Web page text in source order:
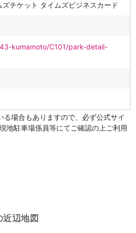
チケット タイムズビジネスカード
kumamoto/C101/park-detail-
場合もありますので、必ず公式サイ
地駐車場係員等にてご確認の上ご利用
辺地図